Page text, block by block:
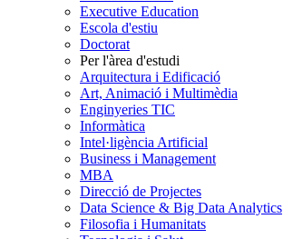
Executive Education
Escola d'estiu
Doctorat
Per l'àrea d'estudi
Arquitectura i Edificació
Art, Animació i Multimèdia
Enginyeries TIC
Informàtica
Intel·ligència Artificial
Business i Management
MBA
Direcció de Projectes
Data Science & Big Data Analytics
Filosofia i Humanitats